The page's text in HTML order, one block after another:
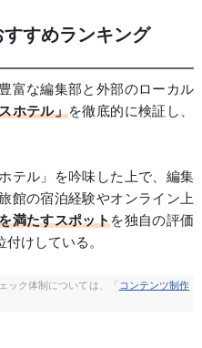
すめランキング
富な編集部と外部のローカル
ホテル」を徹底的に検証し、
テル」を吟味した上で、編集
館の宿泊経験やオンライン上
満たすスポットを独自の評価
けしている。
ック体制については、「 コンテンツ制作